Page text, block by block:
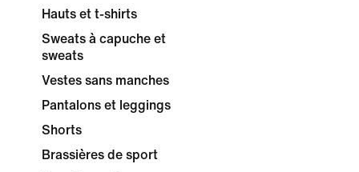
Hauts et t-shirts
Sweats à capuche et
sweats
Vestes sans manches
Pantalons et leggings
Shorts
Brassières de sport